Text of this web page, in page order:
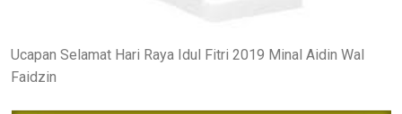
Ucapan Selamat Hari Raya Idul Fitri 2019 Minal Aidin Wal
Faidzin